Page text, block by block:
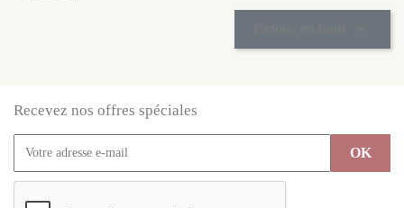
Recevez nos offres spéciales